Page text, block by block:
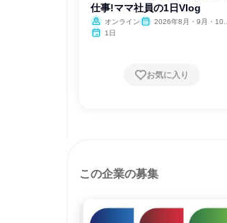
仕事!ママ社員の1日Vlog
オンライン
2026年8月・9月・10
1日
お気に入り
この企業の募集